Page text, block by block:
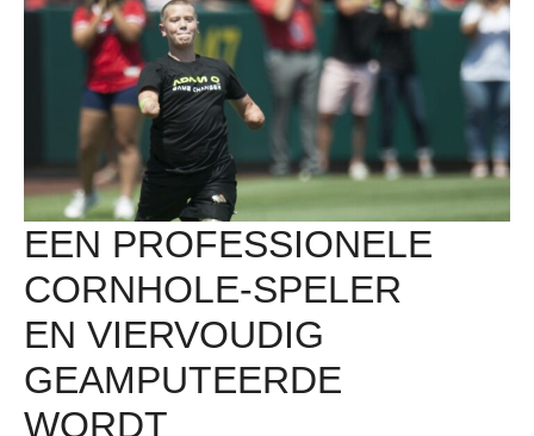
EEN PROFESSIONELE
CORNHOLE-SPELER
EN VIERVOUDIG
GEAMPUTEERDE
WORDT